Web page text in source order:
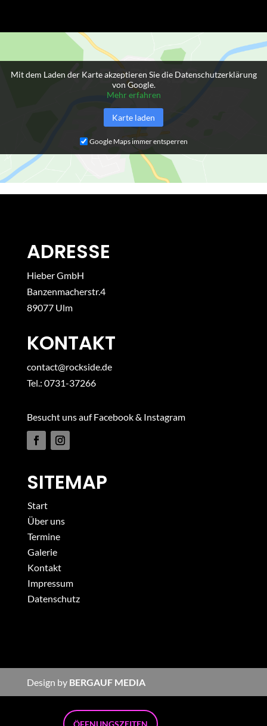
Mit dem Laden der Karte akzeptieren Sie die Datenschutzerklärung
von Google.
Mehr erfahren
Karte laden
Google Maps immer entsperren
ADRESSE
Hieber GmbH
Banzenmacherstr.4
89077 Ulm
KONTAKT
contact@rockside.de
Tel.: 0731-37266
Besucht uns auf Facebook & Instagram
SITEMAP
Start
Über uns
Termine
Galerie
Kontakt
Impressum
Datenschutz
Design by BERGAUF MEDIA
ÖFFNUNGSZEITEN